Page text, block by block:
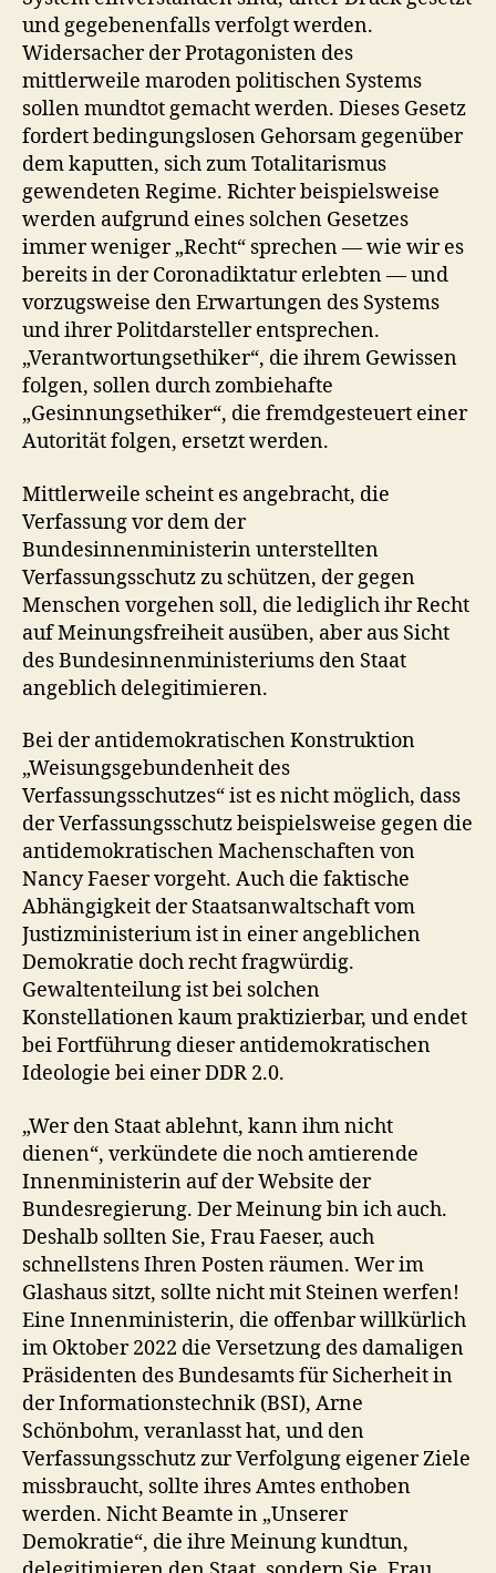
und gegebenenfalls verfolgt werden.
Widersacher der Protagonisten des
mittlerweile maroden politischen Systems
sollen mundtot gemacht werden. Dieses Gesetz
fordert bedingungslosen Gehorsam gegenüber
dem kaputten, sich zum Totalitarismus
gewendeten Regime. Richter beispielsweise
werden aufgrund eines solchen Gesetzes
immer weniger „Recht“ sprechen — wie wir es
bereits in der Coronadiktatur erlebten — und
vorzugsweise den Erwartungen des Systems
und ihrer Politdarsteller entsprechen.
„Verantwortungsethiker“, die ihrem Gewissen
folgen, sollen durch zombiehafte
„Gesinnungsethiker“, die fremdgesteuert einer
Autorität folgen, ersetzt werden.
Mittlerweile scheint es angebracht, die
Verfassung vor dem der
Bundesinnenministerin unterstellten
Verfassungsschutz zu schützen, der gegen
Menschen vorgehen soll, die lediglich ihr Recht
auf Meinungsfreiheit ausüben, aber aus Sicht
des Bundesinnenministeriums den Staat
angeblich delegitimieren.
Bei der antidemokratischen Konstruktion
„Weisungsgebundenheit des
Verfassungsschutzes“ ist es nicht möglich, dass
der Verfassungsschutz beispielsweise gegen die
antidemokratischen Machenschaften von
Nancy Faeser vorgeht. Auch die faktische
Abhängigkeit der Staatsanwaltschaft vom
Justizministerium ist in einer angeblichen
Demokratie doch recht fragwürdig.
Gewaltenteilung ist bei solchen
Konstellationen kaum praktizierbar, und endet
bei Fortführung dieser antidemokratischen
Ideologie bei einer DDR 2.0.
„Wer den Staat ablehnt, kann ihm nicht
dienen“, verkündete die noch amtierende
Innenministerin auf der Website der
Bundesregierung. Der Meinung bin ich auch.
Deshalb sollten Sie, Frau Faeser, auch
schnellstens Ihren Posten räumen. Wer im
Glashaus sitzt, sollte nicht mit Steinen werfen!
Eine Innenministerin, die offenbar willkürlich
im Oktober 2022 die Versetzung des damaligen
Präsidenten des Bundesamts für Sicherheit in
der Informationstechnik (BSI), Arne
Schönbohm, veranlasst hat, und den
Verfassungsschutz zur Verfolgung eigener Ziele
missbraucht, sollte ihres Amtes enthoben
werden. Nicht Beamte in „Unserer
Demokratie“, die ihre Meinung kundtun,